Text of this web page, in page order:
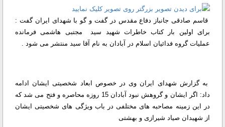
قاسم صادقی جانباز دفاع مقدس در گفت و گو با شهدای ایران گفت :
برای اولین بار کتاب خاطرات شهید سید مجتبی هاشمی فرمانده
عملیات گروه فدائیان اسلام در آبادان به نام آقا سید منتشر می شود .
به گزارش شهدای ایران وی در خصوص ابعاد شخصیتی ایشان ادامه
داد: اگر ایشان و گروهش نبود آبادان 15 روزه محاصره و فتح می شد که
در این زمینه مصاحبه های مختلفی در باب ویژگی های شخصیتی ایشان
از شهیدان صیاد شیرازی و بهشتی